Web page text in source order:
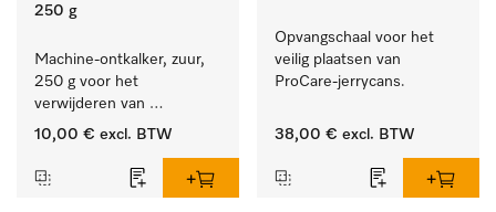
250 g
Machine-ontkalker, zuur,
250 g voor het
verwijderen van
hardnekkige kalkaanslag.
10,00 € excl. BTW
Opvangschaal voor het
veilig plaatsen van
ProCare-jerrycans.
38,00 € excl. BTW